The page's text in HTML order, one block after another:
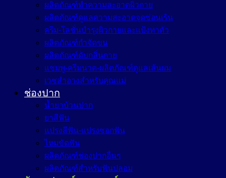
ผลิตภัณฑ์ทำความสะอาดผิวกาย
ผลิตภัณฑ์ดูแลความสะอาดจุดซ่อนเร้น
ครีม-โลชั่นบำรุงผิวกายและแป้งทาตัว
ผลิตภัณฑ์กำจัดขน
ผลิตภัณฑ์ดับกลิ่นกาย
แชมพู-ครีมนวด-ผลิตภัณฑ์ดูแลเส้นผม
เวชสำอางสำหรับคุณแม่
ช่องปาก
น้ำยาบ้วนปาก
ยาสีฟัน
แปรงสีฟัน-แปรงซอกฟัน
ไหมขัดฟัน
ผลิตภัณฑ์ช่องปากอื่นๆ
ผลิตภัณฑ์สำหรับฟันปลอม